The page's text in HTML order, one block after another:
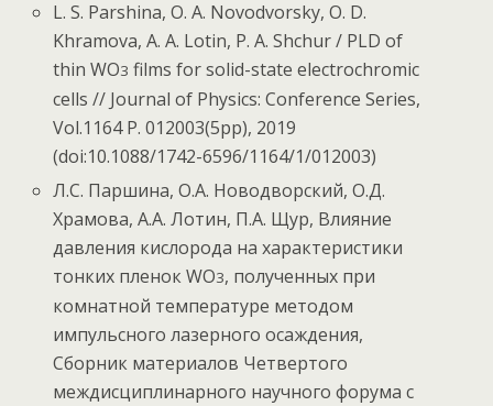
L. S. Parshina, O. A. Novodvorsky, O. D.
Khramova, A. A. Lotin, P. A. Shchur / PLD of
thin WO3 films for solid-state electrochromic
cells // Journal of Physics: Conference Series,
Vol.1164 P. 012003(5pp), 2019
(doi:10.1088/1742-6596/1164/1/012003)
Л.С. Паршина, О.А. Новодворский, О.Д.
Храмова, А.А. Лотин, П.А. Щур, Влияние
давления кислорода на характеристики
тонких пленок WO3, полученных при
комнатной температуре методом
импульсного лазерного осаждения,
Сборник материалов Четвертого
междисциплинарного научного форума с